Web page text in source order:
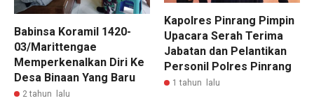
Babinsa Koramil 1420-
03/Marittengae
Memperkenalkan Diri Ke
Desa Binaan Yang Baru
2 tahun lalu
Kapolres Pinrang Pimpin
Upacara Serah Terima
Jabatan dan Pelantikan
Personil Polres Pinrang
1 tahun lalu